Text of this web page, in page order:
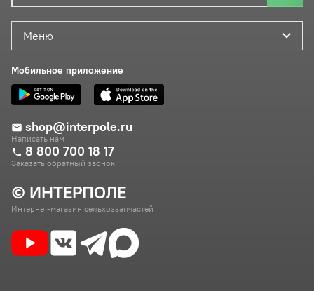
© ИНТЕРПОЛЕ
Интернет-магазин сельхоззапчастей
Меню
Мобильное приложение
shop@interpole.ru
Написать нам
8 800 700 18 17
Заказать обратный звонок